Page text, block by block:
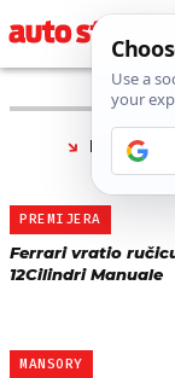
PREMIJERA
Ferrari vratio
12Cilindri Manuale
MANSORY